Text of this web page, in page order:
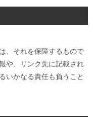
、それを保障するもので
や、リンク先に記載され
いかなる責任も負うこと